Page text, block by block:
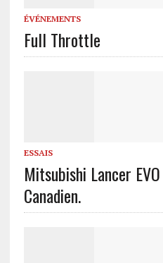
ÉVÉNEMENTS
Full Throttle
ESSAIS
Mitsubishi Lancer
Canadien.